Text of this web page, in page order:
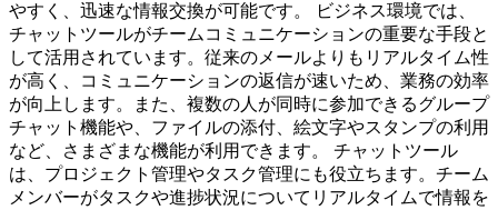
やすく、迅速な情報交換が可能です。 ビジネス環境では、
チャットツールがチームコミュニケーションの重要な手段と
して活用されています。従来のメールよりもリアルタイム性
が高く、コミュニケーションの返信が速いため、業務の効率
が向上します。また、複数の人が同時に参加できるグループ
チャット機能や、ファイルの添付、絵文字やスタンプの利用
など、さまざまな機能が利用できます。 チャットツール
は、プロジェクト管理やタスク管理にも役立ちます。チーム
メンバーがタスクや進捗状況についてリアルタイムで情報を